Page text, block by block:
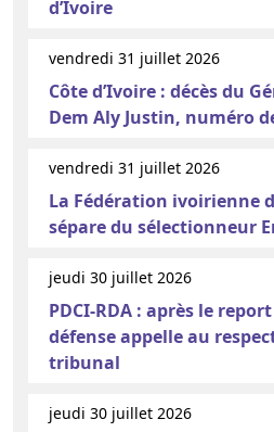
d’Ivoire
vendredi 31 juillet 2026
Côte d’Ivoire : décès du
Dem Aly Justin, numéro
vendredi 31 juillet 2026
La Fédération ivoirienne
sépare du sélectionneur
jeudi 30 juillet 2026
PDCI-RDA : après le
défense appelle au
tribunal
jeudi 30 juillet 2026